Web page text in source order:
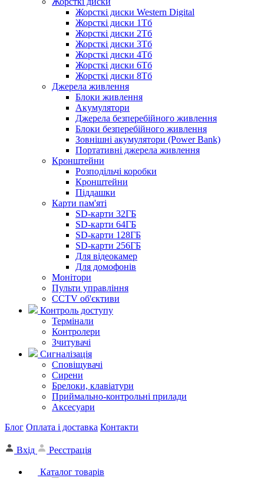
Жорсткі диски Western Digital
Жорсткі диски 1Тб
Жорсткі диски 2Тб
Жорсткі диски 3Тб
Жорсткі диски 4Тб
Жорсткі диски 6Тб
Жорсткі диски 8Тб
Джерела живлення
Блоки живлення
Акумулятори
Джерела безперебійного живлення
Блоки безперебійного живлення
Зовнішні акумулятори (Power Bank)
Портативні джерела живлення
Кронштейни
Розподільчі коробки
Кронштейни
Піддашки
Карти пам'яті
SD-карти 32ГБ
SD-карти 64ГБ
SD-карти 128ГБ
SD-карти 256ГБ
Для відеокамер
Для домофонів
Монітори
Пульти управління
CCTV об'єктиви
Контроль доступу
Термінали
Контролери
Зчитувачі
Сигналізація
Сповіщувачі
Сирени
Брелоки, клавіатури
Приймально-контрольні прилади
Аксесуари
Блог Оплата і доставка Контакти
Вхід Реєстрація
Каталог товарів